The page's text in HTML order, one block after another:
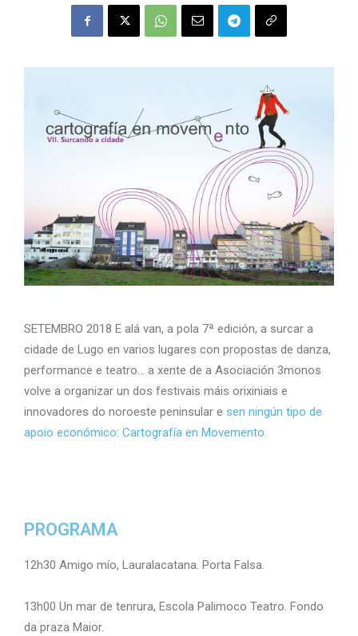
SETEMBRO 2018 E alá van, a pola 7ª edición, a surcar a
cidade de Lugo en varios lugares con propostas de danza,
performance e teatro… a xente de a Asociación 3monos
volve a organizar un dos festivais máis orixiniais e
innovadores do noroeste peninsular e sen ningún tipo de
apoio económico: Cartografía en Movemento.
PROGRAMA
12h30 Amigo mío, Lauralacatana. Porta Falsa.
13h00 Un mar de tenrura, Escola Palimoco Teatro. Fondo
da praza Maior.